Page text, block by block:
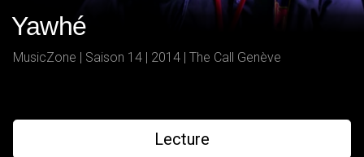
Yawhé
MusicZone | Saison 14 | 2014 | The Call Genève
Lecture